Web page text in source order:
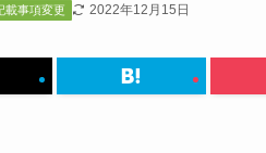
載事項変更 2022年12月15日